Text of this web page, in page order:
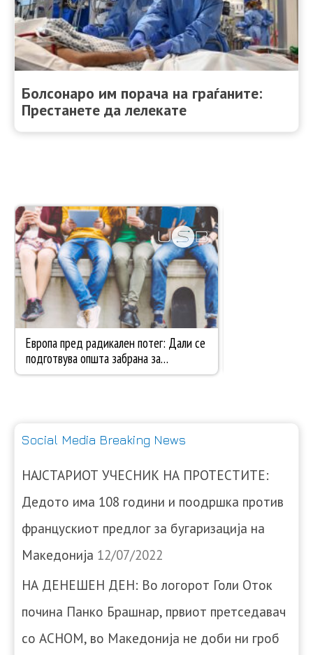
Болсонаро им порача на граѓаните:
Престанете да лелекате
Social Media Breaking News
НАЈСТАРИОТ УЧЕСНИК НА ПРОТЕСТИТЕ:
Дедото има 108 години и поодршка против
францускиот предлог за бугаризација на
Македонија 12/07/2022
НА ДЕНЕШЕН ДЕН: Во логорот Голи Оток
почина Панко Брашнар, првиот претседавач
со АСНОМ, во Македонија не доби ни гроб